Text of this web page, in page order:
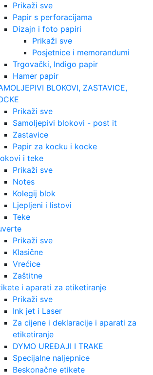
Prikaži sve
Papir s perforacijama
Dizajn i foto papiri
Prikaži sve
Posjetnice i memorandumi
Trgovački, Indigo papir
Hamer papir
BLOKOVI, ZASTAVICE,
Prikaži sve
Samoljepivi blokovi - post it
Zastavice
Papir za kocku i kocke
i teke
Prikaži sve
Notes
Kolegij blok
Ljepljeni i listovi
Teke
Prikaži sve
Klasične
Vrećice
Zaštitne
i aparati za etiketiranje
Prikaži sve
Ink jet i Laser
Za cijene i deklaracije i aparati za
etiketiranje
DYMO UREĐAJI I TRAKE
Specijalne naljepnice
Beskonačne etikete